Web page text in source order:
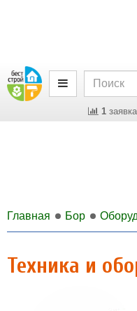
1
Главная Бор
Техника и